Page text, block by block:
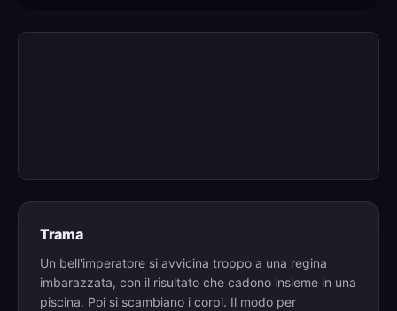
Trama
Un bell'imperatore si avvicina troppo a una regina
imbarazzata, con il risultato che cadono insieme in una
piscina. Poi si scambiano i corpi. Il modo per